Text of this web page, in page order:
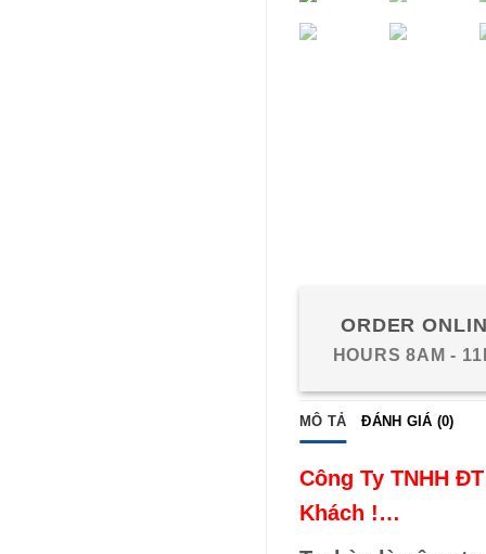
ORDER
HOURS 8AM -
MÔ TẢ ĐÁNH GIÁ (0)
Công Ty TNHH
Khách !…